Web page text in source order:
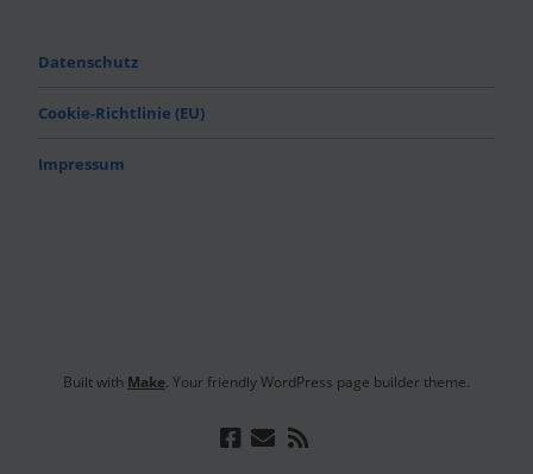
Datenschutz
Cookie-Richtlinie (EU)
Impressum
Built with Make. Your friendly WordPress page builder theme.